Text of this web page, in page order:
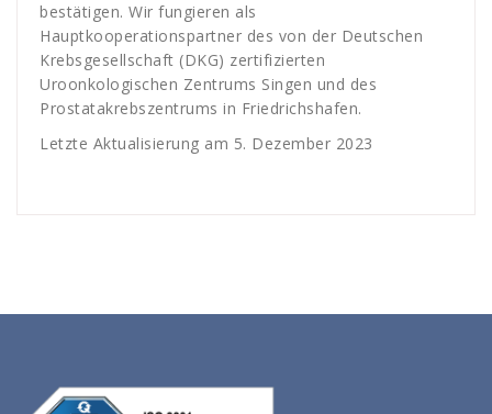
bestätigen. Wir fungieren als
Hauptkooperationspartner des von der Deutschen
Krebsgesellschaft (DKG) zertifizierten
Uroonkologischen Zentrums Singen und des
Prostatakrebszentrums in Friedrichshafen.
Letzte Aktualisierung am 5. Dezember 2023